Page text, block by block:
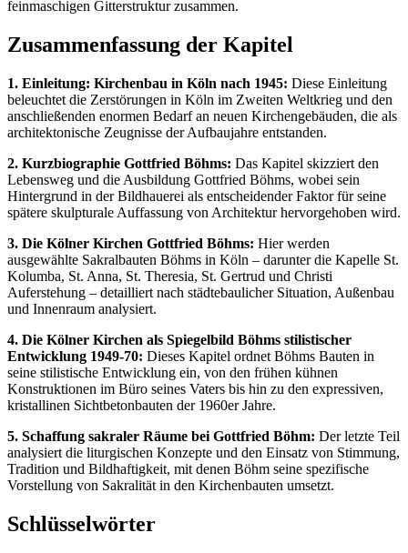
feinmaschigen Gitterstruktur zusammen.
Zusammenfassung der Kapitel
1. Einleitung: Kirchenbau in Köln nach 1945: Diese Einleitung
beleuchtet die Zerstörungen in Köln im Zweiten Weltkrieg und den
anschließenden enormen Bedarf an neuen Kirchengebäuden, die als
architektonische Zeugnisse der Aufbaujahre entstanden.
2. Kurzbiographie Gottfried Böhms: Das Kapitel skizziert den
Lebensweg und die Ausbildung Gottfried Böhms, wobei sein
Hintergrund in der Bildhauerei als entscheidender Faktor für seine
spätere skulpturale Auffassung von Architektur hervorgehoben wird.
3. Die Kölner Kirchen Gottfried Böhms: Hier werden
ausgewählte Sakralbauten Böhms in Köln – darunter die Kapelle St.
Kolumba, St. Anna, St. Theresia, St. Gertrud und Christi
Auferstehung – detailliert nach städtebaulicher Situation, Außenbau
und Innenraum analysiert.
4. Die Kölner Kirchen als Spiegelbild Böhms stilistischer
Entwicklung 1949-70: Dieses Kapitel ordnet Böhms Bauten in
seine stilistische Entwicklung ein, von den frühen kühnen
Konstruktionen im Büro seines Vaters bis hin zu den expressiven,
kristallinen Sichtbetonbauten der 1960er Jahre.
5. Schaffung sakraler Räume bei Gottfried Böhm: Der letzte Teil
analysiert die liturgischen Konzepte und den Einsatz von Stimmung,
Tradition und Bildhaftigkeit, mit denen Böhm seine spezifische
Vorstellung von Sakralität in den Kirchenbauten umsetzt.
Schlüsselwörter